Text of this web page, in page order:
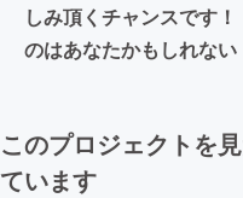
しみ頂くチャンスです
のはあなたかもしれない
このプロジェクトを
ています